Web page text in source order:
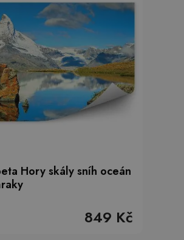
Hory skály sníh oceán
849 Kč